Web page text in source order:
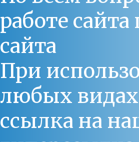
работе
сайта
При
любых
ссылка на